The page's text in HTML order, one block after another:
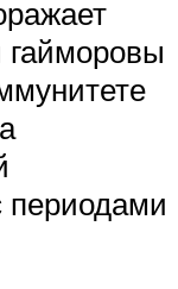
периодами